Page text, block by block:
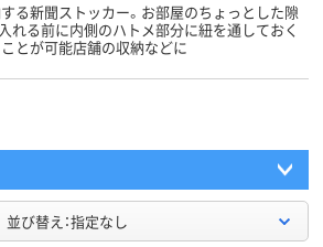
る新聞ストッカー。お部屋のちょっとした隙
れる前に内側のハトメ部分に紐を通しておく
とが可能店舗の収納などに
並び替え：指定なし